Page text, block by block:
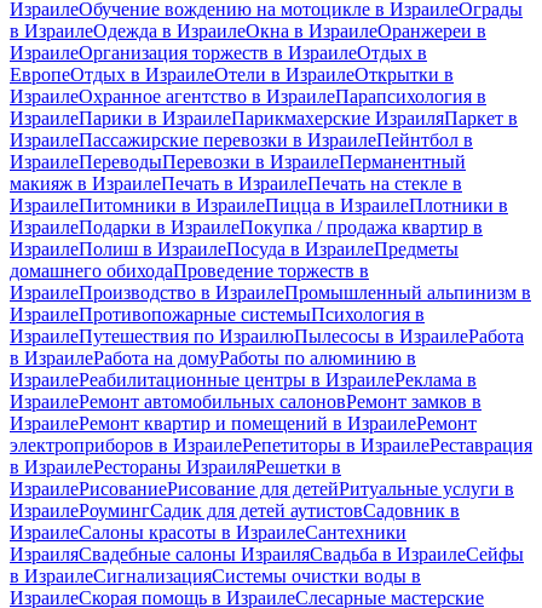
ИзраилеОбучение вождению на мотоцикле в ИзраилеОграды
в ИзраилеОдежда в ИзраилеОкна в ИзраилеОранжереи в
ИзраилеОрганизация торжеств в ИзраилеОтдых в
ЕвропеОтдых в ИзраилеОтели в ИзраилеОткрытки в
ИзраилеОхранное агентство в ИзраилеПарапсихология в
ИзраилеПарики в ИзраилеПарикмахерские ИзраиляПаркет в
ИзраилеПассажирские перевозки в ИзраилеПейнтбол в
ИзраилеПереводыПеревозки в ИзраилеПерманентный
макияж в ИзраилеПечать в ИзраилеПечать на стекле в
ИзраилеПитомники в ИзраилеПицца в ИзраилеПлотники в
ИзраилеПодарки в ИзраилеПокупка / продажа квартир в
ИзраилеПолиш в ИзраилеПосуда в ИзраилеПредметы
домашнего обиходаПроведение торжеств в
ИзраилеПроизводство в ИзраилеПромышленный альпинизм в
ИзраилеПротивопожарные системыПсихология в
ИзраилеПутешествия по ИзраилюПылесосы в ИзраилеРабота
в ИзраилеРабота на домуРаботы по алюминию в
ИзраилеРеабилитационные центры в ИзраилеРеклама в
ИзраилеРемонт автомобильных салоновРемонт замков в
ИзраилеРемонт квартир и помещений в ИзраилеРемонт
электроприборов в ИзраилеРепетиторы в ИзраилеРеставрация
в ИзраилеРестораны ИзраиляРешетки в
ИзраилеРисованиеРисование для детейРитуальные услуги в
ИзраилеРоумингСадик для детей аутистовСадовник в
ИзраилеСалоны красоты в ИзраилеСантехники
ИзраиляСвадебные салоны ИзраиляСвадьба в ИзраилеСейфы
в ИзраилеСигнализацияСистемы очистки воды в
ИзраилеСкорая помощь в ИзраилеСлесарные мастерские